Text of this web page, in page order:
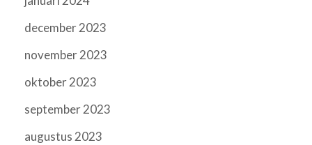
december 2023
november 2023
oktober 2023
september 2023
augustus 2023